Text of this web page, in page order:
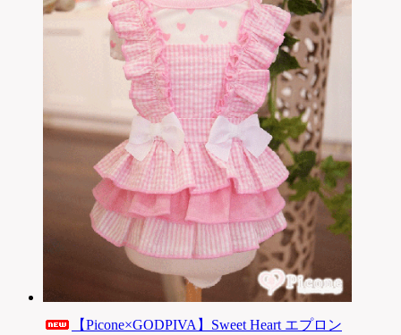
【Picone×GODPIVA】Sweet Heart エプロン